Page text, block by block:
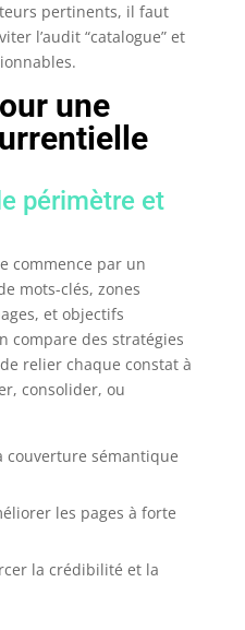
pertinents, il faut
l’audit “catalogue” et
une
périmètre et
commence par un
mots-clés, zones
et objectifs
compare des stratégies
relier chaque constat à
consolider, ou
sémantique
les pages à forte
la crédibilité et la